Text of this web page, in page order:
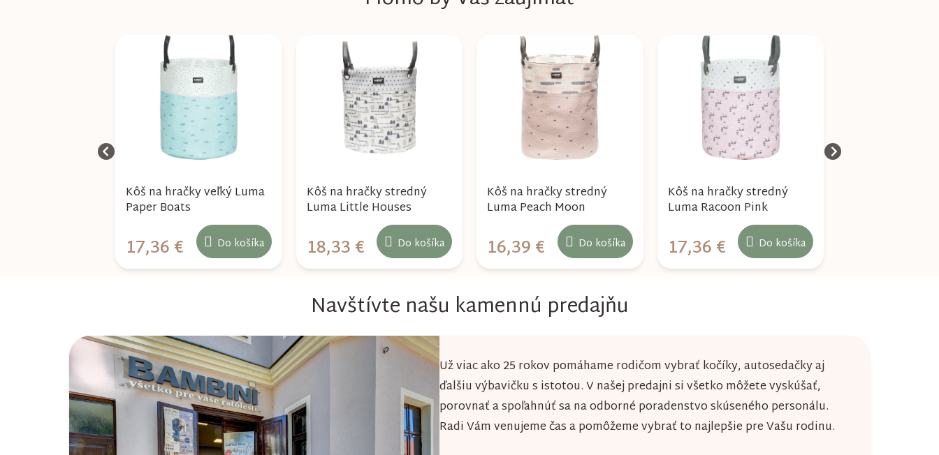
Kôš na hračky veľký Luma
Paper Boats
17,36 € Do košíka
Kôš na hračky stredný
Luma Little Houses
18,33 € Do košíka
Kôš na hračky stredný
Luma Peach Moon
16,39 € Do košíka
Kôš na hračky stredný
Luma Racoon Pink
17,36 € Do košíka
Navštívte našu kamennú predajňu
Už viac ako 25 rokov pomáhame rodičom vybrať kočíky, autosedačky aj
ďalšiu výbavičku s istotou. V našej predajni si všetko môžete vyskúšať,
porovnať a spoľahnúť sa na odborné poradenstvo skúseného personálu.
Radi Vám venujeme čas a pomôžeme vybrať to najlepšie pre Vašu rodinu.